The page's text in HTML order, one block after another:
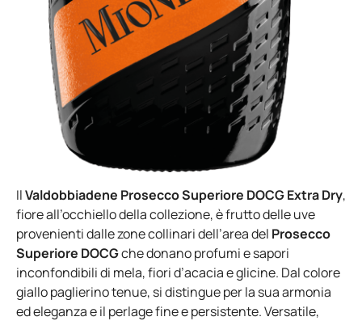
IlValdobbiadene Prosecco Superiore DOCG Extra Dry,
fiore all’occhiello della collezione, è frutto delle uve
provenienti dalle zone collinari dell’area del Prosecco
Superiore DOCGche donano profumi e sapori
inconfondibili di mela, fiori d’acacia e glicine. Dal colore
giallo paglierino tenue, si distingue per la sua armonia
ed eleganza e il perlage fine e persistente. Versatile,